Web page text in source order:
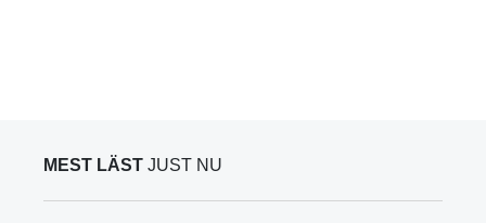
MEST LÄST JUST NU